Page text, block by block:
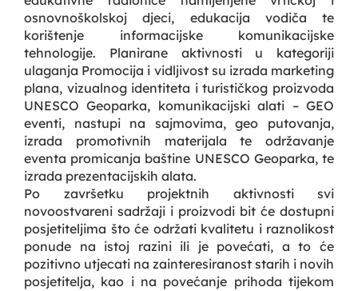
osnovnoškolskoj djeci, edukacija vodiča te
korištenje informacijske komunikacijske
tehnologije. Planirane aktivnosti u kategoriji
ulaganja Promocija i vidljivost su izrada marketing
plana, vizualnog identiteta i turističkog proizvoda
UNESCO Geoparka, komunikacijski alati – GEO
eventi, nastupi na sajmovima, geo putovanja,
izrada promotivnih materijala te održavanje
eventa promicanja baštine UNESCO Geoparka, te
izrada prezentacijskih alata.
Po završetku projektnih aktivnosti svi
novoostvareni sadržaji i proizvodi bit će dostupni
posjetiteljima što će održati kvalitetu i raznolikost
ponude na istoj razini ili je povećati, a to će
pozitivno utjecati na zainteresiranost starih i novih
posjetitelja, kao i na povećanje prihoda tijekom